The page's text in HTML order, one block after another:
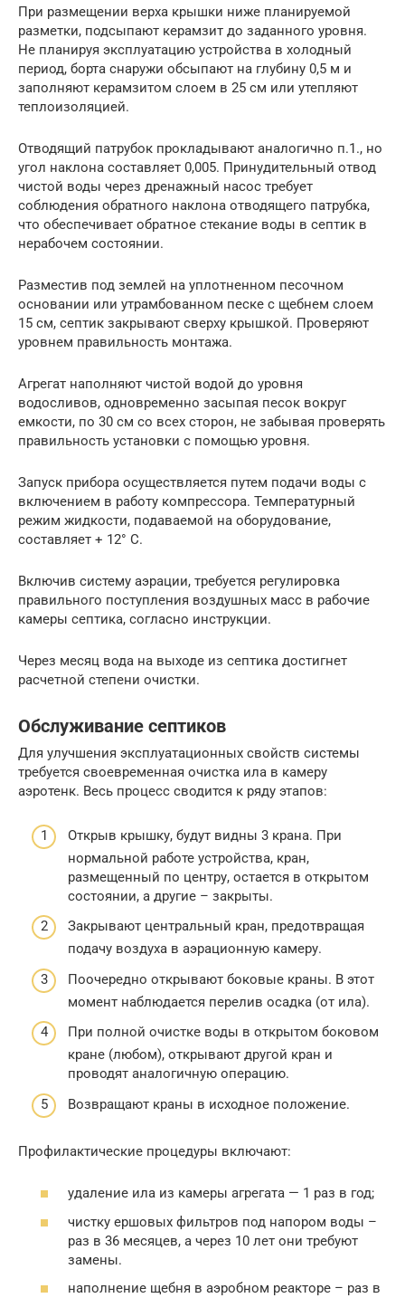
При размещении верха крышки ниже планируемой
разметки, подсыпают керамзит до заданного уровня.
Не планируя эксплуатацию устройства в холодный
период, борта снаружи обсыпают на глубину 0,5 м и
заполняют керамзитом слоем в 25 см или утепляют
теплоизоляцией.
Отводящий патрубок прокладывают аналогично п.1., но
угол наклона составляет 0,005. Принудительный отвод
чистой воды через дренажный насос требует
соблюдения обратного наклона отводящего патрубка,
что обеспечивает обратное стекание воды в септик в
нерабочем состоянии.
Разместив под землей на уплотненном песочном
основании или утрамбованном песке с щебнем слоем
15 см, септик закрывают сверху крышкой. Проверяют
уровнем правильность монтажа.
Агрегат наполняют чистой водой до уровня
водосливов, одновременно засыпая песок вокруг
емкости, по 30 см со всех сторон, не забывая проверять
правильность установки с помощью уровня.
Запуск прибора осуществляется путем подачи воды с
включением в работу компрессора. Температурный
режим жидкости, подаваемой на оборудование,
составляет + 12° С.
Включив систему аэрации, требуется регулировка
правильного поступления воздушных масс в рабочие
камеры септика, согласно инструкции.
Через месяц вода на выходе из септика достигнет
расчетной степени очистки.
Обслуживание септиков
Для улучшения эксплуатационных свойств системы
требуется своевременная очистка ила в камеру
аэротенк. Весь процесс сводится к ряду этапов:
Открыв крышку, будут видны 3 крана. При
нормальной работе устройства, кран,
размещенный по центру, остается в открытом
состоянии, а другие – закрыты.
Закрывают центральный кран, предотвращая
подачу воздуха в аэрационную камеру.
Поочередно открывают боковые краны. В этот
момент наблюдается перелив осадка (от ила).
При полной очистке воды в открытом боковом
кране (любом), открывают другой кран и
проводят аналогичную операцию.
Возвращают краны в исходное положение.
Профилактические процедуры включают:
удаление ила из камеры агрегата — 1 раз в год;
чистку ершовых фильтров под напором воды –
раз в 36 месяцев, а через 10 лет они требуют
замены.
наполнение щебня в аэробном реакторе – раз в